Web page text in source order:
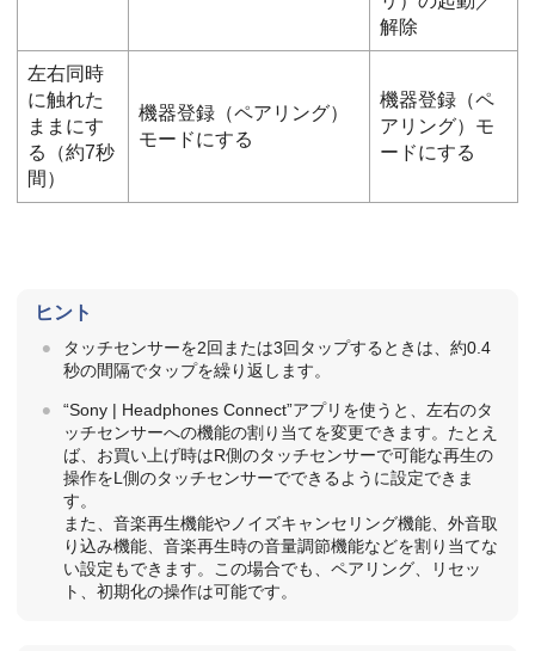
解除
左右同時
に触れた
ままにす
る（約7秒
間）
機器登録（ペアリング）
モードにする
機器登録（ペ
アリング）モ
ードにする
ヒント
タッチセンサーを2回または3回タップするときは、約0.4
秒の間隔でタップを繰り返します。
“Sony | Headphones Connect”アプリを使うと、左右のタ
ッチセンサーへの機能の割り当てを変更できます。たとえ
ば、お買い上げ時はR側のタッチセンサーで可能な再生の
操作をL側のタッチセンサーでできるように設定できま
す。
また、音楽再生機能やノイズキャンセリング機能、外音取
り込み機能、音楽再生時の音量調節機能などを割り当てな
い設定もできます。この場合でも、ペアリング、リセッ
ト、初期化の操作は可能です。